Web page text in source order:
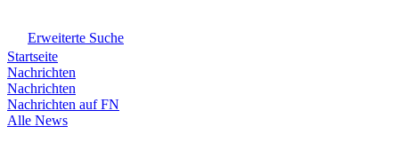
Erweiterte Suche
Startseite
Nachrichten
Nachrichten
Nachrichten auf FN
Alle News